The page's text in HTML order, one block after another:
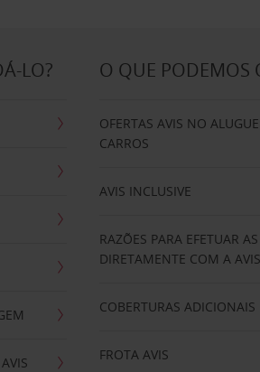
LO? O QUE PODEMOS
OFERTAS AVIS NO
CARROS
AVIS INCLUSIVE
RAZÕES PARA EFETUAR
DIRETAMENTE COM A AVIS
COBERTURAS ADICIONAIS
FROTA AVIS